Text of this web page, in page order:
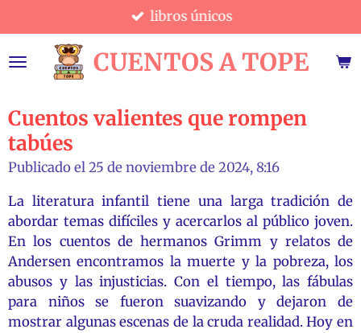
al
contenido
principal
CUENTOS A TOPE
libros únicos
Cuentos valientes que rompen
tabúes
Publicado el 25 de noviembre de 2024, 8:16
La literatura infantil tiene una larga tradición de
abordar temas difíciles y acercarlos al público joven.
En los cuentos de hermanos Grimm y relatos de
Andersen encontramos la muerte y la pobreza, los
abusos y las injusticias. Con el tiempo, las fábulas
para niños se fueron suavizando y dejaron de
mostrar algunas escenas de la cruda realidad. Hoy en